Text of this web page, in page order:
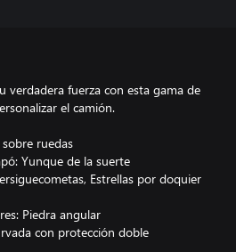
verdadera fuerza con esta gama de
el camión.
ruedas
Yunque de la suerte
Estrellas por doquier
Piedra angular
con protección doble